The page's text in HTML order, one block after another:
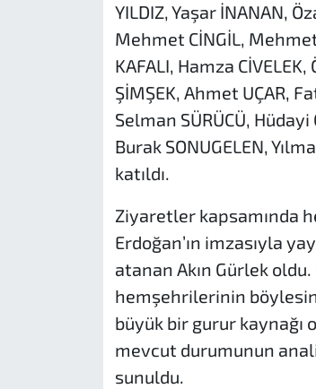
YILDIZ, Yaşar İNANAN,
Mehmet CİNGİL,
KAFALI, Hamza
ŞİMŞEK, Ahmet UÇAR,
Selman SÜRÜCÜ, Hüdayi
Burak SONUGELEN,
katıldı.
Ziyaretler kapsamında
Erdoğan’ın imzasıyla
atanan Akın Gürlek
hemşehrilerinin
büyük bir gurur kaynağı
mevcut durumunun
sunuldu.